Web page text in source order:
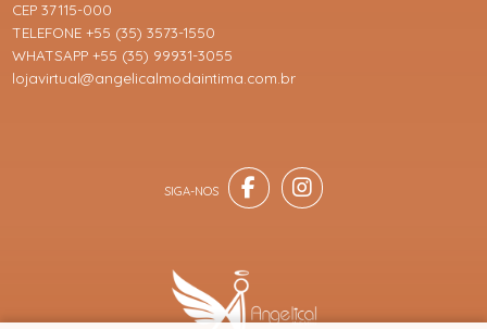
CEP 37115-000
TELEFONE +55 (35) 3573-1550
WHATSAPP +55 (35) 99931-3055
lojavirtual@angelicalmodaintima.com.br